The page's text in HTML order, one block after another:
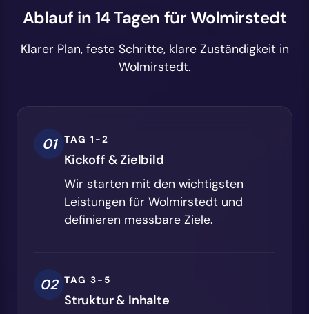
Ablauf in 14 Tagen für Wolmirstedt
Klarer Plan, feste Schritte, klare Zuständigkeit in
Wolmirstedt.
01 TAG 1-2
Kickoff & Zielbild
Wir starten mit den wichtigsten
Leistungen für Wolmirstedt und
definieren messbare Ziele.
02 TAG 3-5
Struktur & Inhalte